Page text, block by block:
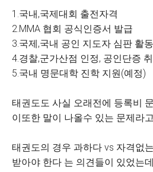
1.국내,국제대회 출전자격
2.MMA 협회 공식인증서 발급
3.국제,국내 공인 지도자 심판 활
4.경찰,군가산점 인정, 공인단증
5.국내 명문대학 진학 지원(예정)
태권도도 사실 오래전에 등록비
이또한 말이 나올수 있는 문제라
태권도의 경우 과하다 vs 자격없
받아야 한다 는 의견들이 있었는데